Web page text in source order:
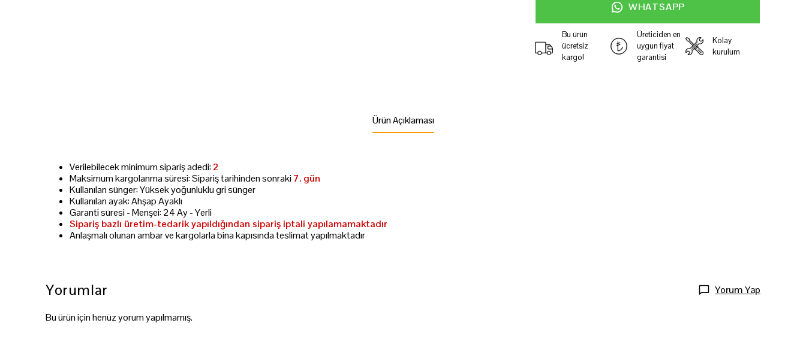
WHATSAPP
Bu ürün
ücretsiz
kargo!
Üreticiden en
uygun fiyat
garantisi
Kolay
kurulum
Ürün Açıklaması
Verilebilecek minimum sipariş adedi:2
Maksimum kargolanma süresi: Sipariş tarihinden sonraki7. gün
Kullanılan sünger: Yüksek yoğunluklu gri sünger
Kullanılan ayak: Ahşap Ayaklı
Garanti süresi - Menşei: 24 Ay - Yerli
Sipariş bazlı üretim-tedarik yapıldığından sipariş iptali yapılamamaktadır
Anlaşmalı olunan ambar ve kargolarla bina kapısında teslimat yapılmaktadır
Yorumlar Yorum Yap
Bu ürün için henüz yorum yapılmamış.